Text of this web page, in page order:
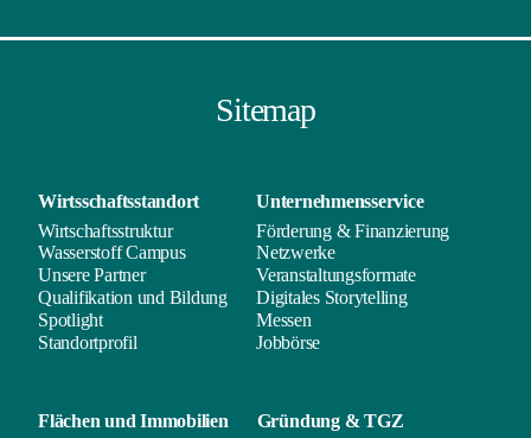
Sitemap
Wirtsschafts­standort
Wirtschaftsstruktur
Wasserstoff Campus
Unsere Partner
Qualifikation und Bildung
Spotlight
Standortprofil
Unternehmens­service
Förderung & Finanzierung
Netzwerke
Veranstaltungsformate
Digitales Storytelling
Messen
Jobbörse
Flächen undImmobilien
Gründung & TGZ